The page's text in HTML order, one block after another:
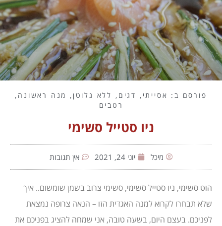
פורסם ב: אסייתי , דגים , ללא גלוטן, מנה ראשונה ,
רטבים
ניו סטייל סשימי
מיכל יוני 24, 2021 אין תגובות
הוט סשימי, ניו סטייל סשימי, סשימי צרוב בשמן שומשום.. איך
שלא תבחרו לקרוא למנה האגדית הזו – הנאה צרופה נמצאת
לפניכם. בעצם היום, בשעה טובה, אני שמחה להציג בפניכם את